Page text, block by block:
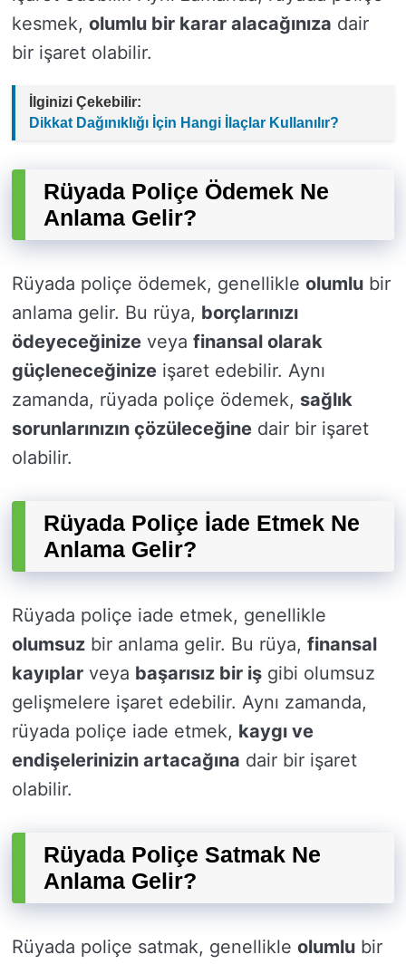
kesmek, olumlu bir karar alacağınıza dair
bir işaret olabilir.
İlginizi Çekebilir:
Dikkat Dağınıklığı İçin Hangi İlaçlar Kullanılır?
Rüyada Poliçe Ödemek Ne
Anlama Gelir?
Rüyada poliçe ödemek, genellikle olumlu bir
anlama gelir. Bu rüya, borçlarınızı
ödeyeceğinize veya finansal olarak
güçleneceğinize işaret edebilir. Aynı
zamanda, rüyada poliçe ödemek, sağlık
sorunlarınızın çözüleceğine dair bir işaret
olabilir.
Rüyada Poliçe İade Etmek Ne
Anlama Gelir?
Rüyada poliçe iade etmek, genellikle
olumsuz bir anlama gelir. Bu rüya, finansal
kayıplar veya başarısız bir iş gibi olumsuz
gelişmelere işaret edebilir. Aynı zamanda,
rüyada poliçe iade etmek, kaygı ve
endişelerinizin artacağına dair bir işaret
olabilir.
Rüyada Poliçe Satmak Ne
Anlama Gelir?
Rüyada poliçe satmak, genellikle olumlu bir